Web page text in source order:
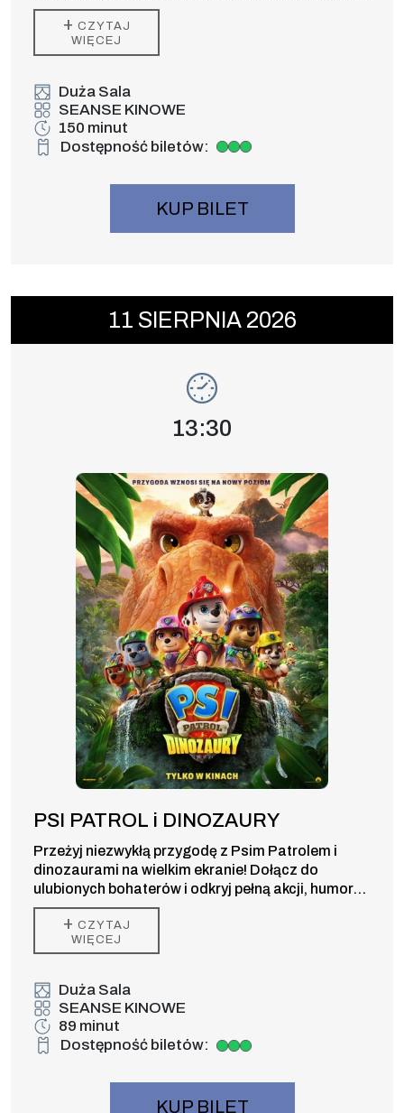
odchodzą bez niego – wywołuje w Peterze zmianę,
której być może nie jest w stanie kontrolować. Ale
ta przemiana może być również jedyną rzeczą,
jego bliskich.
+ CZYTAJ
WIĘCEJ
Duża Sala
SEANSE KINOWE
150 minut
Dostępność biletów:
Duża dostępność biletów
KUP BILET
Wydarzenie numer 9: PSI PATROL i
11 SIERPNIA 2026
Godzina wydarzenia,
13:30
PSI PATROL i DINOZAURY
Przeżyj niezwykłą przygodę z Psim Patrolem i
dinozaurami na wielkim ekranie! Dołącz do
ulubionych bohaterów i odkryj pełną akcji, humoru
oraz prehistorycznych niespodzianek kinową
premierę dla całej rodziny.
+ CZYTAJ
WIĘCEJ
Duża Sala
SEANSE KINOWE
89 minut
Dostępność biletów:
Duża dostępność biletów
KUP BILET